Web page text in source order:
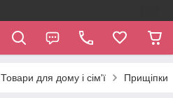
Товари для дому і сім'ї Прищіпки